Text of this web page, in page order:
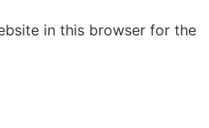
in this browser for the